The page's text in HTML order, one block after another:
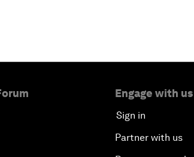
Engage with us
Sign in
Partner with us